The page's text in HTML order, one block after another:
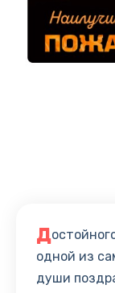
Д
одной из
души